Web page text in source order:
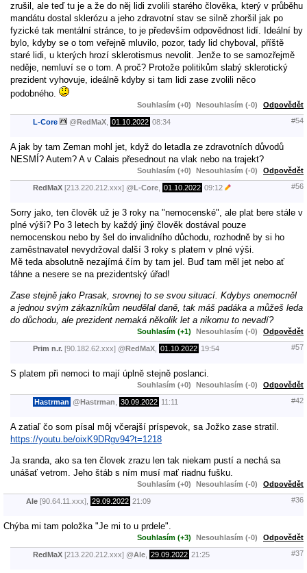
zrušil, ale teď tu je a že do něj lidi zvolili starého člověka, který v průběhu
mandátu dostal sklerózu a jeho zdravotní stav se silně zhoršil jak po
fyzické tak mentální stránce, to je především odpovědnost lidí. Ideální by
bylo, kdyby se o tom veřejně mluvilo, pozor, tady lid chyboval, příště
staré lidi, u kterých hrozí sklerotismus nevolit. Jenže to se samozřejmě
neděje, nemluví se o tom. A proč? Protože politikům slabý sklerotický
prezident vyhovuje, ideálně kdyby si tam lidi zase zvolili něco
podobného.
Souhlasím (+0) Nesouhlasím (-0) Odpovědět
L-Core @RedMaX 01.10.2022 08:34 #54
A jak by tam Zeman mohl jet, když do letadla ze zdravotních důvodů
NESMÍ? Autem? A v Calais přesednout na vlak nebo na trajekt?
Souhlasím (+0) Nesouhlasím (-0) Odpovědět
RedMaX [213.220.212.xxx] @L-Core 01.10.2022 09:12 #56
Sorry jako, ten člověk už je 3 roky na "nemocenské", ale plat bere stále v
plné výši? Po 3 letech by každý jiný člověk dostával pouze
nemocenskou nebo by šel do invalidního důchodu, rozhodně by si ho
zaměstnavatel nevydržoval další 3 roky s platem v plné výši.
Mě teda absolutně nezajímá čím by tam jel. Buď tam měl jet nebo ať
táhne a nesere se na prezidentský úřad!
Zase stejně jako Prasak, srovnej to se svou situací. Kdybys onemocněl
a jednou svým zákazníkům neudělal daně, tak máš padáka a můžeš leda
do důchodu, ale prezident nemaká několik let a nikomu to nevadí?
Souhlasím (+1) Nesouhlasím (-0) Odpovědět
Prim n.r. [90.182.62.xxx] @RedMaX 01.10.2022 19:54 #57
S platem při nemoci to mají úplně stejně poslanci.
Souhlasím (+0) Nesouhlasím (-0) Odpovědět
Hastrman @Hastrman 30.09.2022 11:11 #42
A zatiaľ čo som písal môj včerajší príspevok, sa Jožko zase stratil.
https://youtu.be/oixK9DRgv94?t=1218
Ja sranda, ako sa ten človek zrazu len tak niekam pustí a nechá sa
unášať vetrom. Jeho štáb s ním musí mať riadnu fušku.
Souhlasím (+0) Nesouhlasím (-0) Odpovědět
Ale [90.64.11.xxx], 29.09.2022 21:09 #36
Chýba mi tam položka "Je mi to u prdele".
Souhlasím (+3) Nesouhlasím (-0) Odpovědět
RedMaX [213.220.212.xxx] @Ale 29.09.2022 21:25 #37